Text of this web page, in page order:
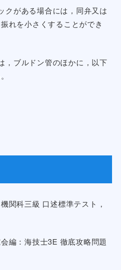
クがある場合には，同弁又は
れを小さくすることができ
，ブルドン管のほかに，以下
関科三級 口述標準テスト，
編：海技士3E 徹底攻略問題